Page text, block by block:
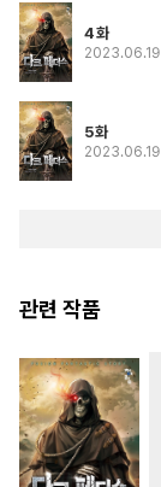
4화
2023.06.19
5화
2023.06.19
관련 작품